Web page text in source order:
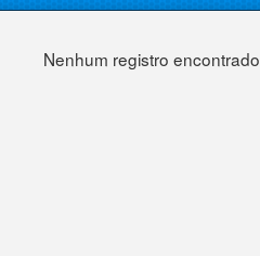
Nenhum registro encontrado